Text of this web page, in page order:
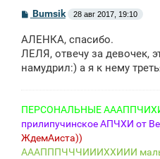
С
б
щ
н
Bumsik 28 авг 2017, 19:10
АЛЕНКА, спасибо.
ЛЕЛЯ, отвечу за девочек,
намудрил:) а я к нему
ПЕРСОНАЛЬНЫЕ
прилипучинское АПЧХИ от
ЖдемАиста))
АААПППЧЧЧИИИХХИИИ